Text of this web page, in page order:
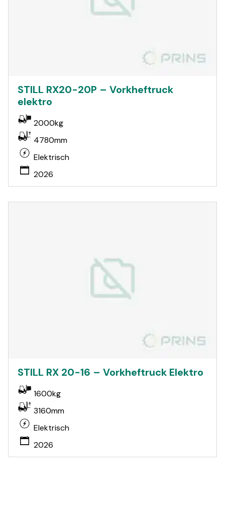
STILL RX20-20P – Vorkheftruck
elektro
2000kg
4780mm
Elektrisch
2026
STILL RX 20-16 – Vorkheftruck Elektro
1600kg
3160mm
Elektrisch
2026